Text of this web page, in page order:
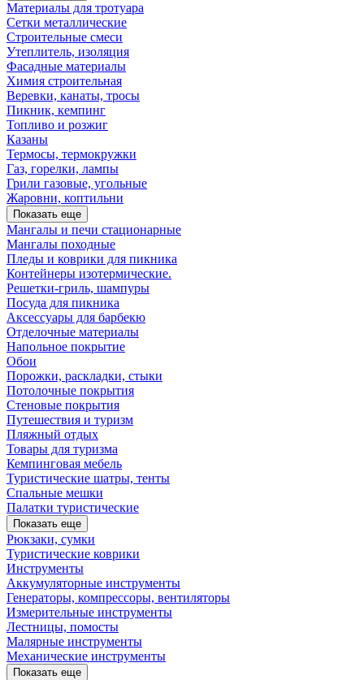
Материалы для тротуара
Сетки металлические
Строительные смеси
Утеплитель, изоляция
Фасадные материалы
Химия строительная
Веревки, канаты, тросы
Пикник, кемпинг
Топливо и розжиг
Казаны
Термосы, термокружки
Газ, горелки, лампы
Грили газовые, угольные
Жаровни, коптильни
Показать еще
Мангалы и печи стационарные
Мангалы походные
Пледы и коврики для пикника
Контейнеры изотермические.
Решетки-гриль, шампуры
Посуда для пикника
Аксессуары для барбекю
Отделочные материалы
Напольное покрытие
Обои
Порожки, раскладки, стыки
Потолочные покрытия
Стеновые покрытия
Путешествия и туризм
Пляжный отдых
Товары для туризма
Кемпинговая мебель
Туристические шатры, тенты
Спальные мешки
Палатки туристические
Показать еще
Рюкзаки, сумки
Туристические коврики
Инструменты
Аккумуляторные инструменты
Генераторы, компрессоры, вентиляторы
Измерительные инструменты
Лестницы, помосты
Малярные инструменты
Механические инструменты
Показать еще